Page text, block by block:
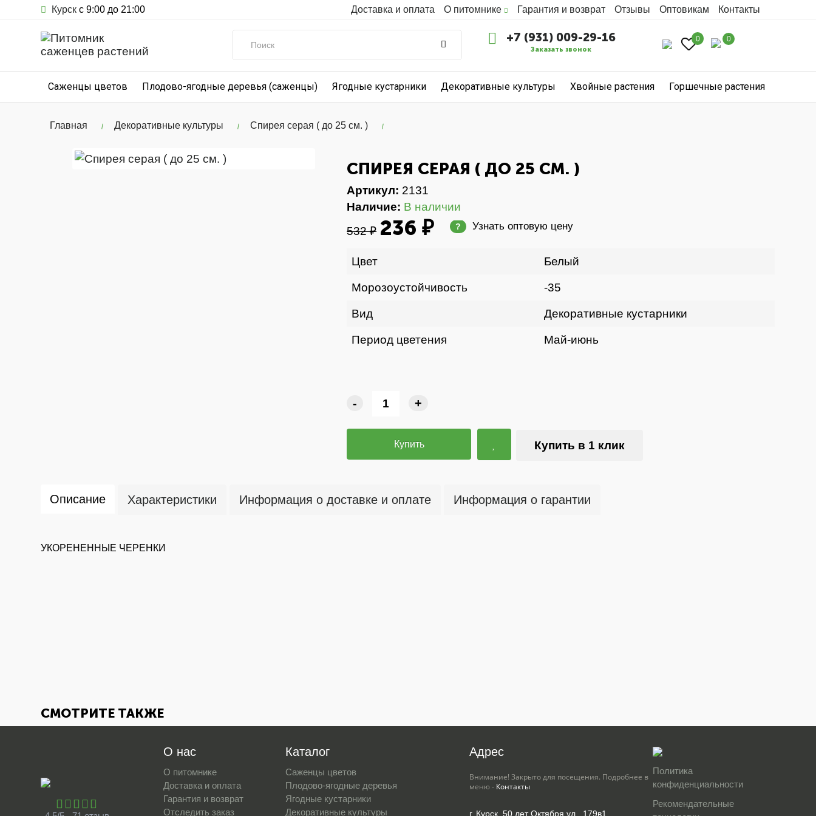
Курск с 9:00 до 21:00 Доставка и оплата О питомнике Гарантия и возврат Отзывы Оптовикам Контакты
+7 (931) 009-29-16
Заказать звонок
0 0
Саженцы цветов Плодово-ягодные деревья (саженцы) Ягодные кустарники Декоративные культуры Хвойные растения Горшечные растения
Главная Декоративные культуры Спирея серая ( до 25 см. )
СПИРЕЯ СЕРАЯ ( ДО 25 СМ. )
Артикул: 2131
Наличие: В наличии
532 ₽ 236 ₽ ? Узнать оптовую цену
Цвет Белый
Морозоустойчивость -35
Вид Декоративные кустарники
Период цветения Май-июнь
- +
Купить Купить в 1 клик
Описание Характеристики Информация о доставке и оплате Информация о гарантии
УКОРЕНЕННЫЕ ЧЕРЕНКИ
СМОТРИТЕ ТАКЖЕ
О нас
О питомнике
Доставка и оплата
Гарантия и возврат
Отследить заказ
Каталог
Саженцы цветов
Плодово-ягодные деревья
Ягодные кустарники
Декоративные культуры
Адрес
Внимание! Закрыто для посещения. Подробнее в
меню - Контакты
г. Курск, 50 лет Октября ул., 179в1
Политика
конфиденциальности
Рекомендательные